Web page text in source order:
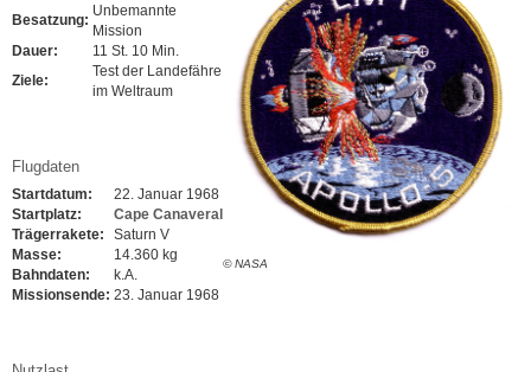
© NASA
Besatzung:
Unbemannte
Mission
Dauer:
11 St. 10 Min.
Ziele:
Test der Landefähre
im Weltraum
Flugdaten
Startdatum:
22. Januar 1968
Startplatz:
Cape Canaveral
Trägerrakete:
Saturn V
Masse:
14.360 kg
Bahndaten:
k.A.
Missionsende: 23. Januar 1968